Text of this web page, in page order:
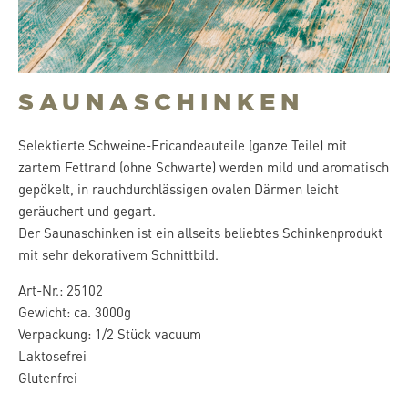
SAUNASCHINKEN
Selektierte Schweine-Fricandeauteile (ganze Teile) mit
zartem Fettrand (ohne Schwarte) werden mild und aromatisch
gepökelt, in rauchdurchlässigen ovalen Därmen leicht
geräuchert und gegart.
Der Saunaschinken ist ein allseits beliebtes Schinkenprodukt
mit sehr dekorativem Schnittbild.
Art-Nr.: 25102
Gewicht: ca. 3000g
Verpackung: 1/2 Stück vacuum
Laktosefrei
Glutenfrei